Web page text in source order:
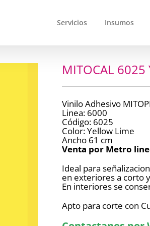
Servicios Insumos
MITOCAL
Vinilo Adhesivo
Linea: 6000
Código: 6025
Color: Yellow Lime
Ancho 61 cm
Venta por Metro
Ideal para
en exteriores a corto
En interiores se
Apto para corte con